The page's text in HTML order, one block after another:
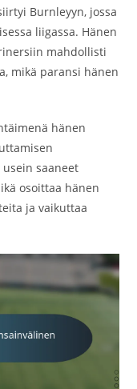
Burnleyyn, jossa
liigassa. Hänen
mahdollisti
mikä paransi hänen
hänen
saaneet
osoittaa hänen
ja vaikuttaa